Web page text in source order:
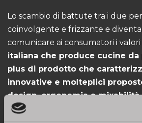
Lo scambio di battute tra i due
coinvolgente e frizzante e
comunicare ai consumatori i valori
italiana che produce cucine da
plus di prodotto che
innovative e molteplici
design, ergonomia e mixabilità.
Sintonizzatevi da lunedì 12